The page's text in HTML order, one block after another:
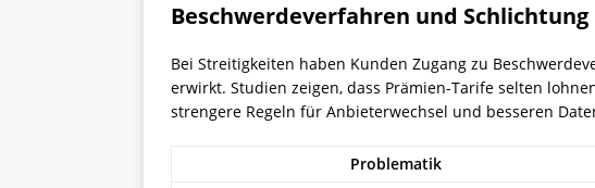
Beschwerdeverfahren und Schlichtung
Bei Streitigkeiten haben Kunden Zugang zu
erwirkt. Studien zeigen, dass Prämien-Tarife selten
strengere Regeln für Anbieterwechsel und besseren
Problematik